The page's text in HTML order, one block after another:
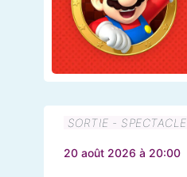
SORTIE - SPECTACLE
20 août 2026 à 20:00